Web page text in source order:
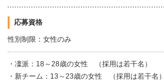
応募資格
性別制限：女性のみ
・凜派：18～28歳の女性 （採用は若干名）
・新チーム：13～23歳の女性 （採用は若干名）